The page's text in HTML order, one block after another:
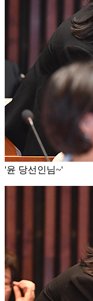
'윤 당선인님~'